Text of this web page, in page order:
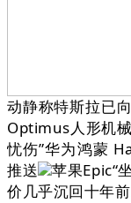
动静称特斯拉已
Optimus人形机
忧伤”华为鸿蒙
推送
苹果Epic“
价几乎沉回十年前